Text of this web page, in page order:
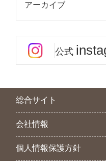
アーカイブ
公式
総合サイト
会社情報
個人情報保護方針